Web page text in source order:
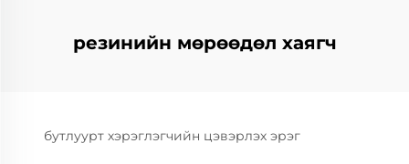
резинийн мөрөөдөл хаягч
бутлуурт хэрэглэгчийн цэвэрлэх эрэг